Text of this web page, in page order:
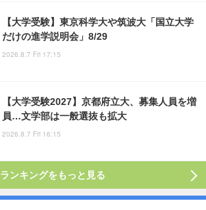
【大学受験】東京科学大や筑波大「国立大学
だけの進学説明会」8/29
2026.8.7 Fri 17:15
【大学受験2027】京都府立大、募集人員を増
員…文学部は一般選抜も拡大
2026.8.7 Fri 16:15
ランキングをもっと見る